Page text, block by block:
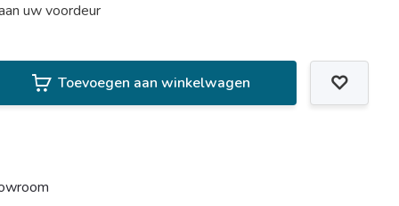
uw voordeur
Toevoegen aan winkelwagen